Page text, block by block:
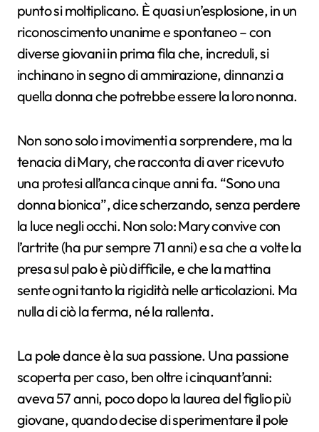
punto si moltiplicano. È quasi un’esplosione, in un
riconoscimento unanime e spontaneo – con
diverse giovani in prima fila che, increduli, si
inchinano in segno di ammirazione, dinnanzi a
quella donna che potrebbe essere la loro nonna.
Non sono solo i movimenti a sorprendere, ma la
tenacia di Mary, che racconta di aver ricevuto
una protesi all’anca cinque anni fa. “Sono una
donna bionica”, dice scherzando, senza perdere
la luce negli occhi. Non solo: Mary convive con
l’artrite (ha pur sempre 71 anni) e sa che a volte la
presa sul palo è più difficile, e che la mattina
sente ogni tanto la rigidità nelle articolazioni. Ma
nulla di ciò la ferma, né la rallenta.
La pole dance è la sua passione. Una passione
scoperta per caso, ben oltre i cinquant’anni:
aveva 57 anni, poco dopo la laurea del figlio più
giovane, quando decise di sperimentare il pole